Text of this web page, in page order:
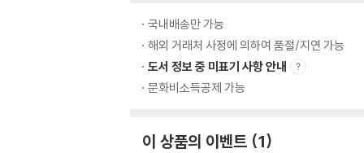
국내배송만 가능
해외 거래처 사정에 의하여 품절/지연 가능
도서 정보 중 미표기 사항 안내
문화비소득공제 가능
이 상품의 이벤트 1